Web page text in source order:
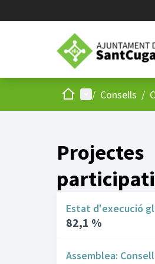
Inici Menú principal
/ Consells /
Projectes
Estat d'execució
82,1 %
Assemblea: